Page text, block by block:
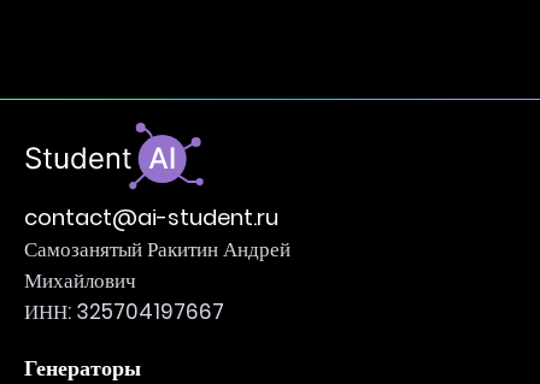
contact@ai-student.ru
Самозанятый Ракитин Андрей
Михайлович
ИНН: 325704197667
Генераторы